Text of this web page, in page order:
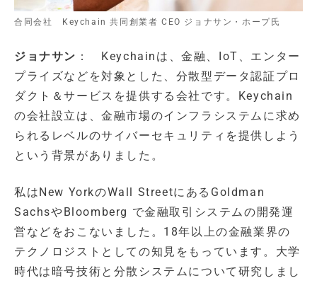
合同会社 Keychain 共同創業者 CEO ジョナサン・ホープ氏
ジョナサン ： Keychainは、金融、IoT、エンター
プライズなどを対象とした、分散型データ認証プロ
ダクト＆サービスを提供する会社です。Keychain
の会社設立は、金融市場のインフラシステムに求め
られるレベルのサイバーセキュリティを提供しよう
という背景がありました。
私はNew YorkのWall StreetにあるGoldman
SachsやBloomberg で金融取引システムの開発運
営などをおこないました。18年以上の金融業界の
テクノロジストとしての知見をもっています。大学
時代は暗号技術と分散システムについて研究しまし